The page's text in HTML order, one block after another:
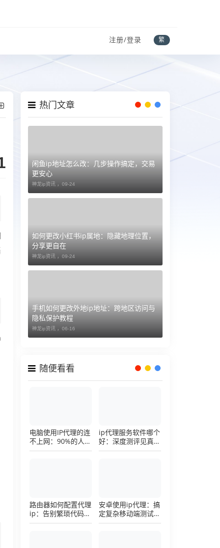
注册/登录 繁
热门文章
闲鱼ip地址怎么改：几步操作搞定，交易
更安心
神龙ip资讯 ， 09-24
如何更改小红书ip属地：隐藏地理位置，
分享更自在
神龙ip资讯 ， 09-24
手机如何更改外地ip地址：跨地区访问与
隐私保护教程
神龙ip资讯 ， 06-16
随便看看
电脑使用IP代理的连
不上网：90%的人踩
过这个坑，一招修复
ip代理服务软件哪个
好：深度测评见真
章，帮你把钱花在刀
路由器如何配置代理
ip：告别繁琐代码，
详解底层配置逻辑
安卓使用ip代理：搞
定复杂移动端测试环
境的超详细配置手册